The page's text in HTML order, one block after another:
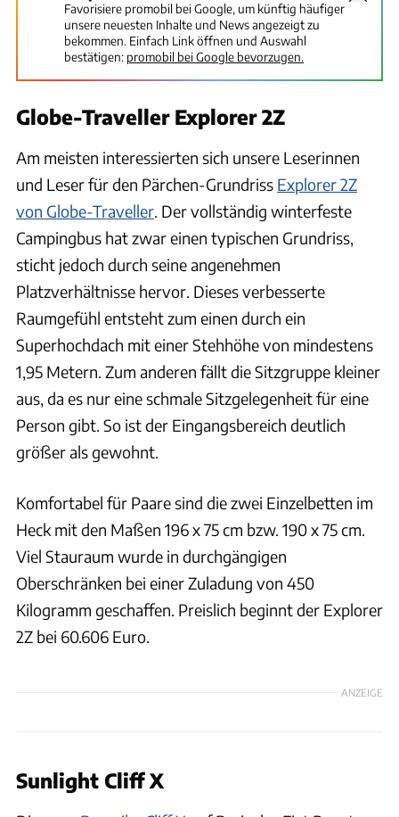
Favorisiere promobil bei Google, um künftig häufiger
unsere neuesten Inhalte und News angezeigt zu
bekommen. Einfach Link öffnen und Auswahl
bestätigen: promobil bei Google bevorzugen.
Globe-Traveller Explorer 2Z
Am meisten interessierten sich unsere Leserinnen
und Leser für den Pärchen-Grundriss Explorer 2Z
von Globe-Traveller. Der vollständig winterfeste
Campingbus hat zwar einen typischen Grundriss,
sticht jedoch durch seine angenehmen
Platzverhältnisse hervor. Dieses verbesserte
Raumgefühl entsteht zum einen durch ein
Superhochdach mit einer Stehhöhe von mindestens
1,95 Metern. Zum anderen fällt die Sitzgruppe kleiner
aus, da es nur eine schmale Sitzgelegenheit für eine
Person gibt. So ist der Eingangsbereich deutlich
größer als gewohnt.
Komfortabel für Paare sind die zwei Einzelbetten im
Heck mit den Maßen 196 x 75 cm bzw. 190 x 75 cm.
Viel Stauraum wurde in durchgängigen
Oberschränken bei einer Zuladung von 450
Kilogramm geschaffen. Preislich beginnt der Explorer
2Z bei 60.606 Euro.
ANZEIGE
Sunlight Cliff X